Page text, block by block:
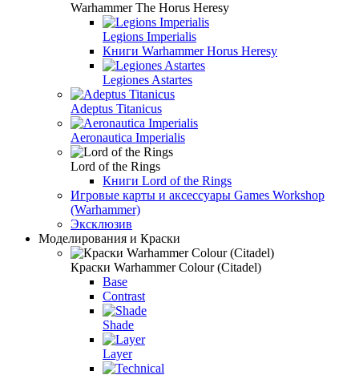
Warhammer The Horus Heresy
Legions Imperialis
Книги Warhammer Horus Heresy
Legiones Astartes
Adeptus Titanicus
Aeronautica Imperialis
Lord of the Rings
Книги Lord of the Rings
Игровые карты и аксессуары Games Workshop
(Warhammer)
Эксклюзив
Моделирования и Краски
Краски Warhammer Colour (Citadel)
Base
Contrast
Shade
Layer